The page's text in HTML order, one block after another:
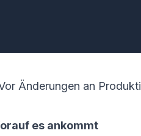
Änderungen an
es ankommt